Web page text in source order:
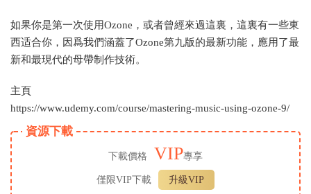
如果你是第一次使用Ozone，或者曾經來過這裏，這裏有一些東
西适合你，因爲我們涵蓋了Ozone第九版的最新功能，應用了最
新和最現代的母帶制作技術。
主頁
https://www.udemy.com/course/mastering-music-using-ozone-9/
資源下載
下載價格 VIP專享
僅限VIP下載 升級VIP